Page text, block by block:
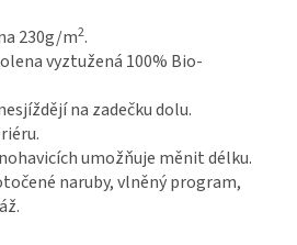
230g/m2.
vyztužená 100% Bio-
na zadečku dolu.
umožňuje měnit délku.
naruby, vlněný program,